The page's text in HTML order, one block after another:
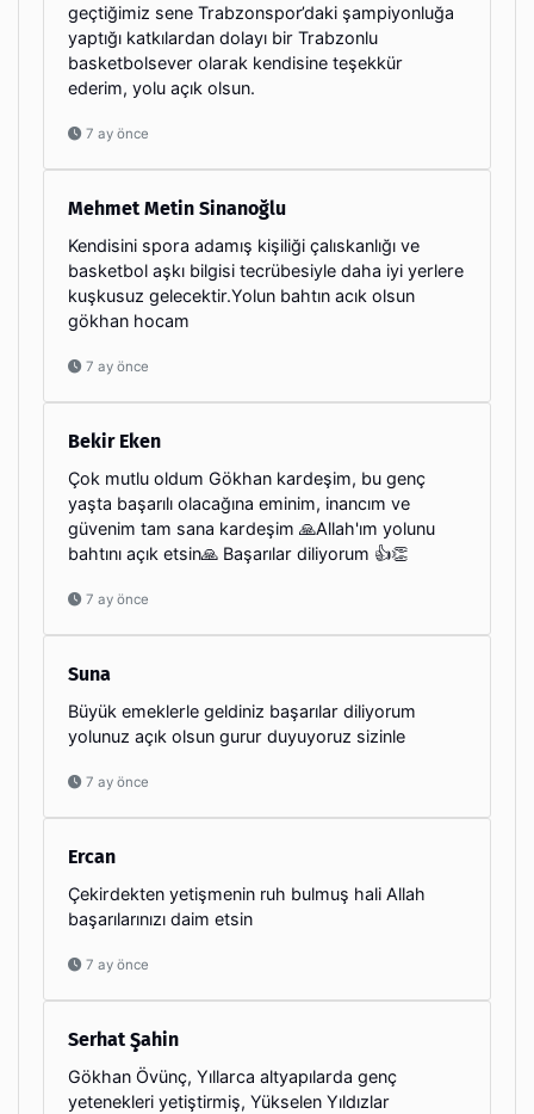
geçtiğimiz sene Trabzonspor’daki şampiyonluğa
yaptığı katkılardan dolayı bir Trabzonlu
basketbolsever olarak kendisine teşekkür
ederim, yolu açık olsun.
7 ay önce
Mehmet Metin Sinanoğlu
Kendisini spora adamış kişiliği çalıskanlığı ve
basketbol aşkı bilgisi tecrübesiyle daha iyi yerlere
kuşkusuz gelecektir.Yolun bahtın acık olsun
gökhan hocam
7 ay önce
Bekir Eken
Çok mutlu oldum Gökhan kardeşim, bu genç
yaşta başarılı olacağına eminim, inancım ve
güvenim tam sana kardeşim 🙏Allah'ım yolunu
bahtını açık etsin🙏 Başarılar diliyorum 👍👏
7 ay önce
Suna
Büyük emeklerle geldiniz başarılar diliyorum
yolunuz açık olsun gurur duyuyoruz sizinle
7 ay önce
Ercan
Çekirdekten yetişmenin ruh bulmuş hali Allah
başarılarınızı daim etsin
7 ay önce
Serhat Şahin
Gökhan Övünç, Yıllarca altyapılarda genç
yetenekleri yetiştirmiş, Yükselen Yıldızlar